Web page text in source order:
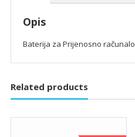
Opis
Baterija za Prijenosno računalo
Related products